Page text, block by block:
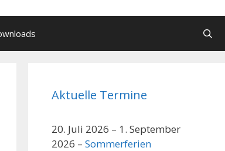
Aktuelle Termine
20. Juli 2026 – 1. September
2026 – Sommerferien